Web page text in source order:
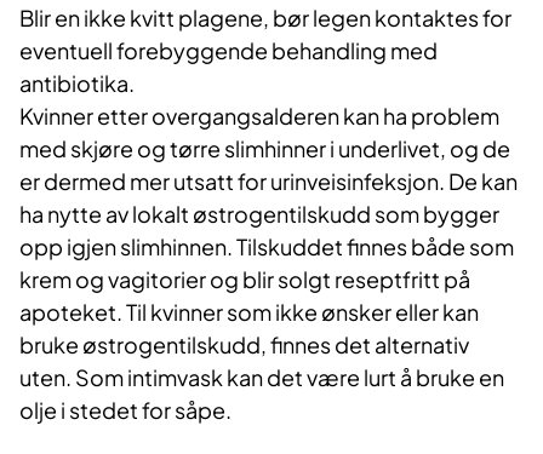
Blir en ikke kvitt plagene, bør legen kontaktes for
eventuell forebyggende behandling med
antibiotika.
Kvinner etter overgangsalderen kan ha problem
med skjøre og tørre slimhinner i underlivet, og de
er dermed mer utsatt for urinveisinfeksjon. De kan
ha nytte av lokalt østrogentilskudd som bygger
opp igjen slimhinnen. Tilskuddet finnes både som
krem og vagitorier og blir solgt reseptfritt på
apoteket. Til kvinner som ikke ønsker eller kan
bruke østrogentilskudd, finnes det alternativ
uten. Som intimvask kan det være lurt å bruke en
olje i stedet for såpe.